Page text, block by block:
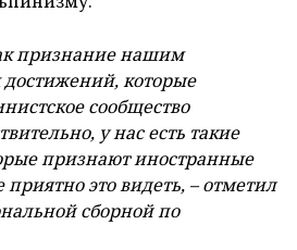
признание нашим
достижений, которые
сообщество
у нас есть такие
признают иностранные
это видеть, – отметил
сборной по